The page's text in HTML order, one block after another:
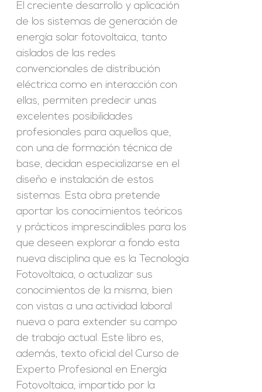
El creciente desarrollo y aplicación
de los sistemas de generación de
energía solar fotovoltaica, tanto
aislados de las redes
convencionales de distribución
eléctrica como en interacción con
ellas, permiten predecir unas
excelentes posibilidades
profesionales para aquellos que,
con una de formación técnica de
base, decidan especializarse en el
diseño e instalación de estos
sistemas. Esta obra pretende
aportar los conocimientos teóricos
y prácticos imprescindibles para los
que deseen explorar a fondo esta
nueva disciplina que es la Tecnología
Fotovoltaica, o actualizar sus
conocimientos de la misma, bien
con vistas a una actividad laboral
nueva o para extender su campo
de trabajo actual. Este libro es,
además, texto oficial del Curso de
Experto Profesional en Energía
Fotovoltaica, impartido por la